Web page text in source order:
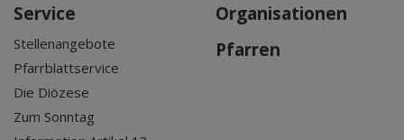
Service
Stellenangebote
Pfarrblattservice
Die Diözese
Zum Sonntag
Organisationen
Pfarren